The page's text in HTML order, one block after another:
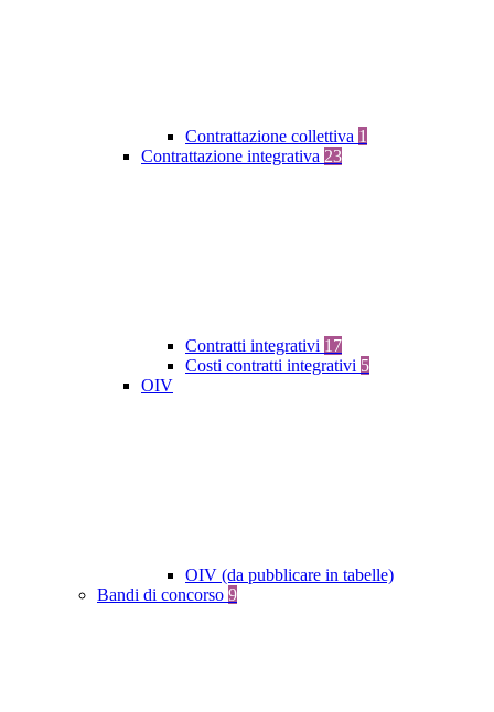
Contrattazione collettiva 1
Contrattazione integrativa 23
Contratti integrativi 17
Costi contratti integrativi 5
OIV
OIV (da pubblicare in tabelle)
Bandi di concorso 9